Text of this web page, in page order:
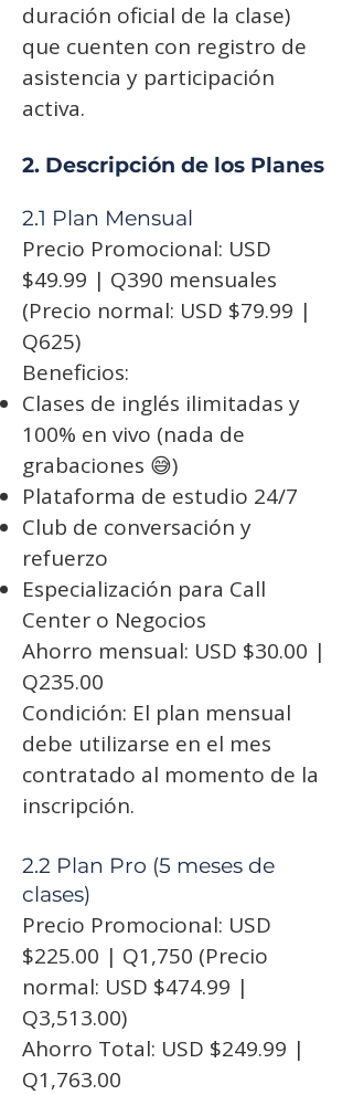
duración oficial de la clase)
que cuenten con registro de
asistencia y participación
activa.
2. Descripción de los Planes
2.1 Plan Mensual
Precio Promocional: USD
$49.99 | Q390 mensuales
(Precio normal: USD $79.99 |
Q625)
Beneficios:
Clases de inglés ilimitadas y
100% en vivo (nada de
grabaciones 😅)
Plataforma de estudio 24/7
Club de conversación y
refuerzo
Especialización para Call
Center o Negocios
Ahorro mensual: USD $30.00 |
Q235.00
Condición: El plan mensual
debe utilizarse en el mes
contratado al momento de la
inscripción.
2.2 Plan Pro (5 meses de
clases)
Precio Promocional: USD
$225.00 | Q1,750 (Precio
normal: USD $474.99 |
Q3,513.00)
Ahorro Total: USD $249.99 |
Q1,763.00